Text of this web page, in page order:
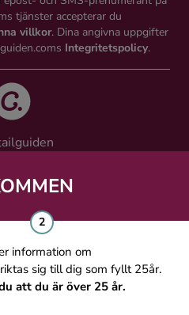
information om
sig till dig som fyllt 25år.
att du är över 25 år.
tjänster accepterar du
villkor. Dina angivna uppgifter
Integritetspolicy.
21, 111 64 Stockholm